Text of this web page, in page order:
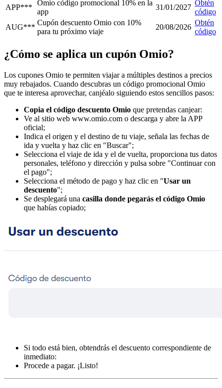
APP***
Omio código promocional 10% en la
app
31/01/2027
Obtén
código
AUG***
Cupón descuento Omio con 10%
para tu próximo viaje
20/08/2026
Obtén
código
¿Cómo se aplica un cupón Omio?
Los cupones Omio te permiten viajar a múltiples destinos a precios
muy rebajados. Cuando descubras un código promocional Omio
que te interesa aprovechar, canjéalo siguiendo estos sencillos pasos:
Copia el código descuento Omio que pretendas canjear:
Ve al sitio web www.omio.com o descarga y abre la APP
oficial;
Indica el origen y el destino de tu viaje, señala las fechas de
ida y vuelta y haz clic en "Buscar";
Selecciona el viaje de ida y el de vuelta, proporciona tus datos
personales, teléfono y dirección y pulsa sobre "Continuar con
el pago";
Selecciona el método de pago y haz clic en "Usar un
descuento";
Se desplegará una casilla donde pegarás el código Omio
que habías copiado;
Si todo está bien, obtendrás el descuento correspondiente de
inmediato:
Procede a pagar. ¡Listo!